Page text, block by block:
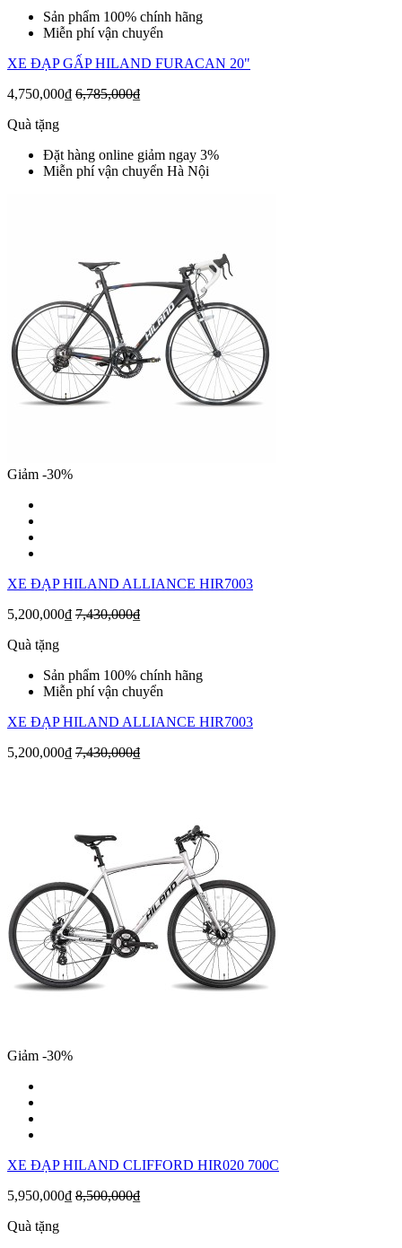
Sản phẩm 100% chính hãng
Miễn phí vận chuyển
XE ĐẠP GẤP HILAND FURACAN 20"
4,750,000₫ 6,785,000₫
Quà tặng
Đặt hàng online giảm ngay 3%
Miễn phí vận chuyển Hà Nội
Giảm -30%
XE ĐẠP HILAND ALLIANCE HIR7003
5,200,000₫ 7,430,000₫
Quà tặng
Sản phẩm 100% chính hãng
Miễn phí vận chuyển
XE ĐẠP HILAND ALLIANCE HIR7003
5,200,000₫ 7,430,000₫
Giảm -30%
XE ĐẠP HILAND CLIFFORD HIR020 700C
5,950,000₫ 8,500,000₫
Quà tặng